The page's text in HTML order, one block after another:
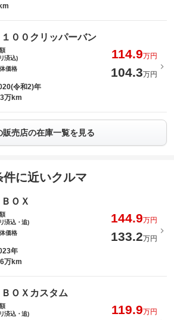
１００クリッパーバン
済込)
114.9万円
価格
104.3万円
令和2)年
万km
販売店の在庫一覧を見る
に近いクルマ
ＢＯＸ
済込・追)
144.9万円
価格
133.2万円
年
万km
ＢＯＸカスタム
済込・追)
119.9万円